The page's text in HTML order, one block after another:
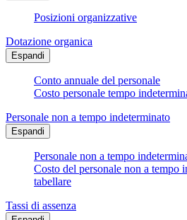
Posizioni organizzative
Dotazione organica
Espandi
Conto annuale del personale
Costo personale tempo
Personale non a tempo indeterminato
Espandi
Personale non a tempo
Costo del personale non a tempo
tabellare
Tassi di assenza